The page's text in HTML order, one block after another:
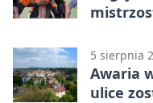
5 sierpnia
Awaria
ulice